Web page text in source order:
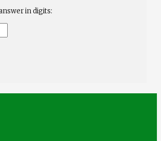
in digits: